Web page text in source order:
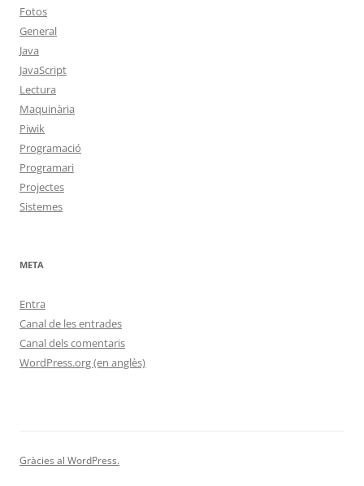
Fotos
General
Java
JavaScript
Lectura
Maquinària
Piwik
Programació
Programari
Projectes
Sistemes
META
Entra
Canal de les entrades
Canal dels comentaris
WordPress.org (en anglès)
Gràcies al WordPress.